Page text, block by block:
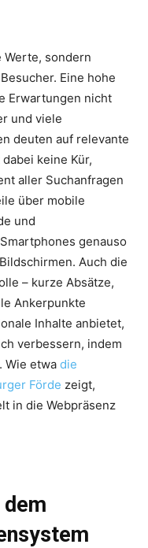
Werte, sondern
Eine hohe
Erwartungen nicht
und viele
deuten auf relevante
keine Kür,
aller Suchanfragen
über mobile
und
genauso
Auch die
– kurze Absätze,
Ankerpunkte
Inhalte anbietet,
verbessern, indem
Wie etwa die
Förde zeigt,
in die Webpräsenz